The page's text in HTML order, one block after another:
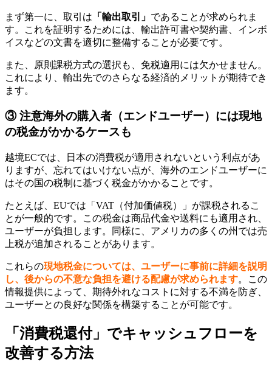
​まず第一に、取引は 「輸出取引」 であることが求められま
す。これを証明するためには、輸出許可書や契約書、インボ
イスなどの文書を適切に整備することが必要です。
また、原則課税方式の選択も、免税適用には欠かせません。
これにより、輸出先でのさらなる経済的メリットが期待でき
ます。
③ 注意海外の購入者（エンドユーザー）には現地
の税金がかかるケースも
越境ECでは、日本の消費税が適用されないという利点があ
りますが、忘れてはいけない点が、海外のエンドユーザーに
はその国の税制に基づく税金がかかることです。
​たとえば、EUでは「VAT（付加価値税）」が課税されるこ
とが一般的です。この税金は商品代金や送料にも適用され、
ユーザーが負担します。同様に、アメリカの多くの州では売
上税が追加されることがあります。
これらの現地税金については、ユーザーに事前に詳細を説明
し、後からの不意な負担を避ける配慮が求められます。この
情報提供によって、期待外れなコストに対する不満を防ぎ、
ユーザーとの良好な関係を構築することが可能です。
「消費税還付」でキャッシュフローを
改善する方法